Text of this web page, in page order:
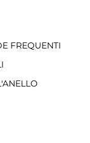
FREQUENTI